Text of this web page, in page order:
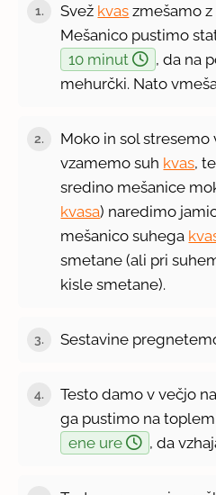
1. Svež kvas zmešamo
Mešanico pustimo
10 minut
, da na
mehurčki. Nato
2.
Moko in sol stresemo
vzamemo suh kvas,
sredino mešanice
kvasa) naredimo
mešanico suhega
smetane (ali pri
kisle smetane).
3. Sestavine
4.
Testo damo v večjo
ga pustimo na
ene ure
, da